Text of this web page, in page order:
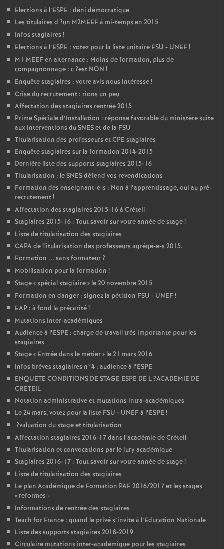
Elections à l’ESPE : déni démocratique
Les titulaires d ?un M2MEEFà mi-temps en 2015
Infos stagiaires !
Elections à l’ESPE : votez pour la liste unitaire FSU - UNEF!
M1 MEEFen alternance : Moins de formation, plus de
compagnonnage : c?est NON !
Enquête stagiaires : votre avis nous intéresse!
Crise du recrutement : rions un peu
Affectation des stagiaires rentrée 2015
Prime Spéciale d’Installation : réponse favorable du ministère suite
aux interventions duSNESet de la FSU
Titularisation des professeurs etCPE stagiaires
Enquête stagiaires sur la formation 2014-2015
Dernière liste des supports stagiaires 2015-16
Titularisation : leSNESdéfend vos revendications
Formation des enseignant-e-s : Non à l’apprentissage, oui au pré-
recrutement!
Affectation des stagiaires 2015-16 à Créteil
Stagiaires 2015-16 : Tout savoir sur votre année de stage!
Liste de titularisation des stagiaires
CAPAde Titularisation des professeurs agrégé-e-s 2015.
Formation ... sans formateur?
Mobilisation pour la formation !
Stage «spécial stagiaire» le 20 novembre 2015
Formation en danger : signez la pétition FSU - UNEF!
EAP : à fond la précarité!
Mutations inter-académiques
Audience à l’ESPE : charge de travail très importante pour les
stagiaires
Stage « Entrée dans le métier» le 21 mars 2016
Infos brèves stagiaires n°4 : audience à l’ESPE
ENQUETE CONDITIONS DE STAGE ESPE DE L?ACADEMIE DE
CRETEIL
Notation administrative et mutations intra-académiques
Le 24 mars, votez pour la liste FSU - UNEFà l’ESPE !
?valuation du stage et titularisation
Affectation stagiaires 2016-17 dans l’académie de Créteil
Titularisation et convocations par le jury académique
Stagiaires 2016-17 : Tout savoir sur votre année de stage!
Liste de titularisation des stagiaires
Le plan Académique de Formation PAF2016/2017 et les stages
« reformes »
Informations de rentrée des stagiaires
Teach for France : quand le privé s’invite à l’Education Nationale
Liste des supports stagiaires 2018-2019
Circulaire mutations inter-académique pour les stagiaires